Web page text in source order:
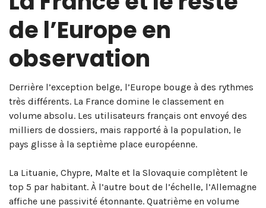
de l’Europe en
observation
Derrière l’exception belge, l’Europe bouge à des rythmes
très différents. La France domine le classement en
volume absolu. Les utilisateurs français ont envoyé des
milliers de dossiers, mais rapporté à la population, le
pays glisse à la septième place européenne.
La Lituanie, Chypre, Malte et la Slovaquie complètent le
top 5 par habitant. À l’autre bout de l’échelle, l’Allemagne
affiche une passivité étonnante. Quatrième en volume